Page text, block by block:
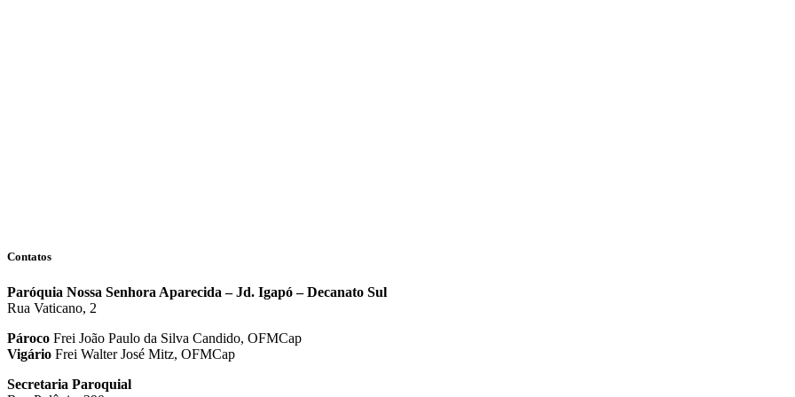
Contatos
Paróquia Nossa Senhora Aparecida – Jd. Igapó – Decanato Sul
Rua Vaticano, 2
Pároco Frei João Paulo da Silva Candido, OFMCap
Vigário Frei Walter José Mitz, OFMCap
Secretaria Paroquial